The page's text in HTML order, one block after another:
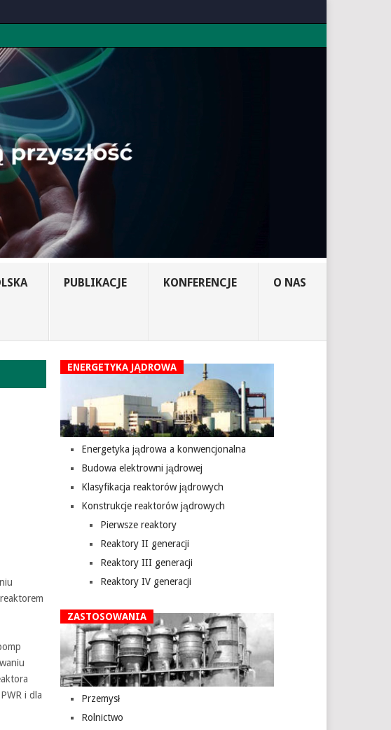
PUBLIKACJE KONFERENCJE O NAS
i dla
ENERGETYKA JĄDROWA
Energetyka jądrowa a konwencjonalna
Budowa elektrowni jądrowej
Klasyfikacja reaktorów jądrowych
Konstrukcje reaktorów jądrowych
Pierwsze reaktory
Reaktory II generacji
Reaktory III generacji
Reaktory IV generacji
ZASTOSOWANIA
Przemysł
Rolnictwo